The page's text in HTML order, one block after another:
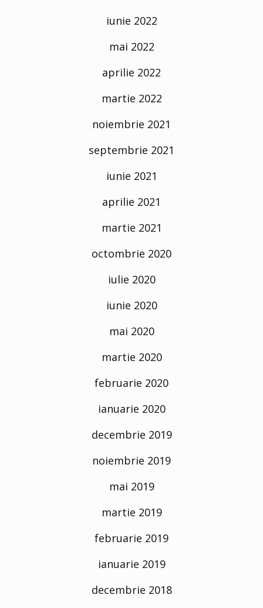
iunie 2022
mai 2022
aprilie 2022
martie 2022
noiembrie 2021
septembrie 2021
iunie 2021
aprilie 2021
martie 2021
octombrie 2020
iulie 2020
iunie 2020
mai 2020
martie 2020
februarie 2020
ianuarie 2020
decembrie 2019
noiembrie 2019
mai 2019
martie 2019
februarie 2019
ianuarie 2019
decembrie 2018